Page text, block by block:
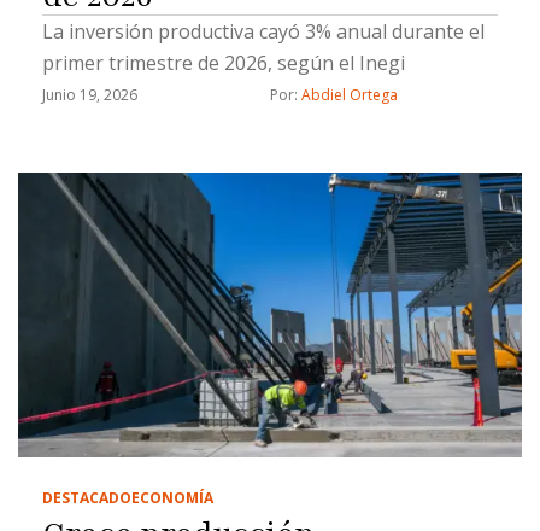
La inversión productiva cayó 3% anual durante el
primer trimestre de 2026, según el Inegi
Junio 19, 2026 Por: Abdiel Ortega
DESTACADOECONOMÍA